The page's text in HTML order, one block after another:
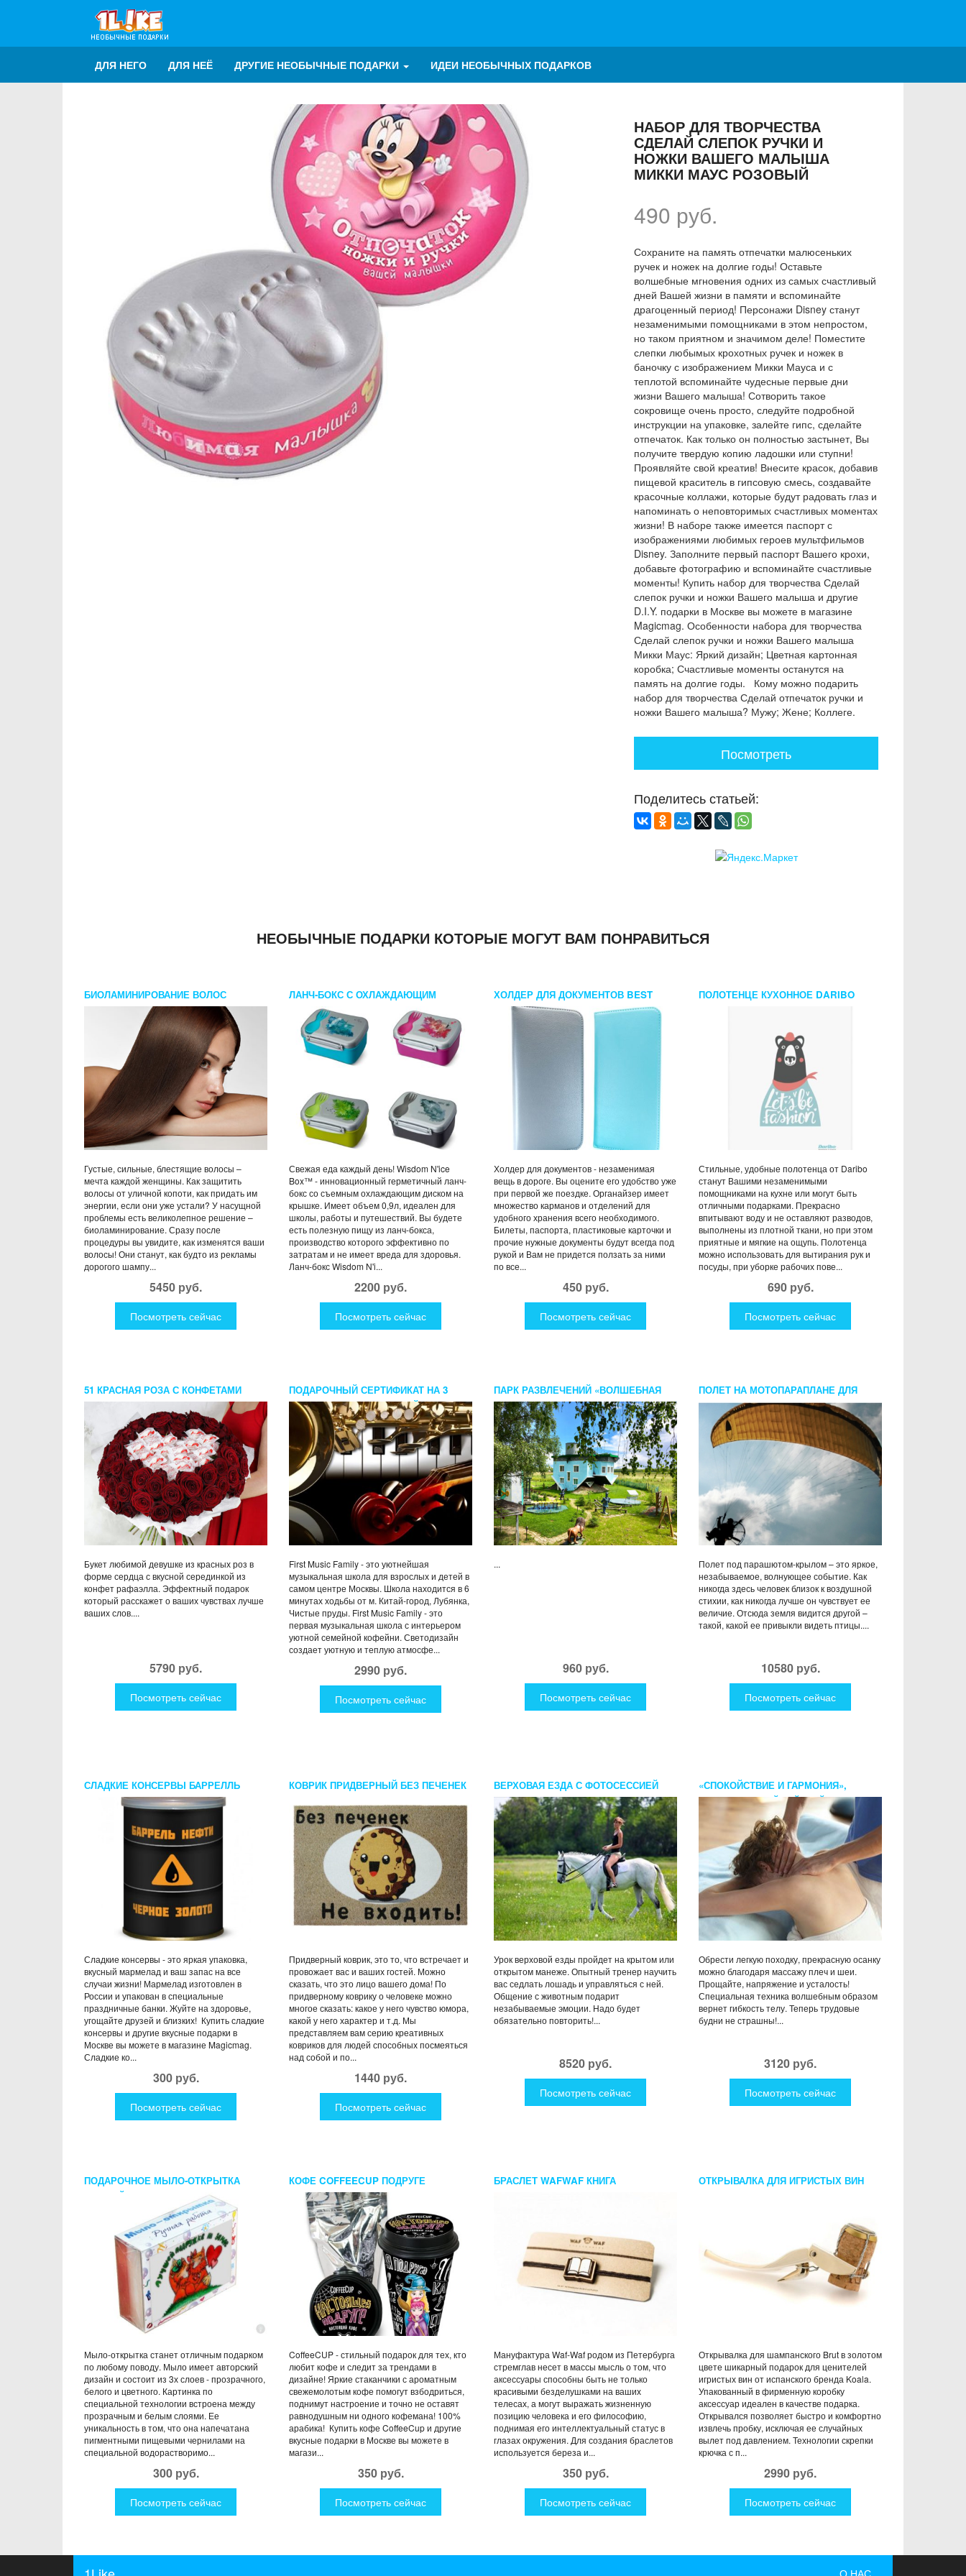
ДЛЯ НЕГО ДЛЯ НЕЁ ДРУГИЕ НЕОБЫЧНЫЕ ПОДАРКИ ИДЕИ НЕОБЫЧНЫХ ПОДАРКОВ
НАБОР ДЛЯ ТВОРЧЕСТВА
СДЕЛАЙ СЛЕПОК РУЧКИ И
НОЖКИ ВАШЕГО МАЛЫША
МИККИ МАУС РОЗОВЫЙ
490 руб.
Сохраните на память отпечатки малюсеньких
ручек и ножек на долгие годы! Оставьте
волшебные мгновения одних из самых счастливый
дней Вашей жизни в памяти и вспоминайте
драгоценный период! Персонажи Disney станут
незаменимыми помощниками в этом непростом,
но таком приятном и значимом деле! Поместите
слепки любымых крохотных ручек и ножек в
баночку с изображением Микки Мауса и с
теплотой вспоминайте чудесные первые дни
жизни Вашего малыша! Сотворить такое
сокровище очень просто, следуйте подробной
инструкции на упаковке, залейте гипс, сделайте
отпечаток. Как только он полностью застынет, Вы
получите твердую копию ладошки или ступни!
Проявляйте свой креатив! Внесите красок, добавив
пищевой краситель в гипсовую смесь, создавайте
красочные коллажи, которые будут радовать глаз и
напоминать о неповторимых счастливых моментах
жизни! В наборе также имеется паспорт с
изображениями любимых героев мультфильмов
Disney. Заполните первый паспорт Вашего крохи,
добавьте фотографию и вспоминайте счастливые
моменты! Купить набор для творчества Сделай
слепок ручки и ножки Вашего малыша и другие
D.I.Y. подарки в Москве вы можете в магазине
Magicmag. Особенности набора для творчества
Сделай слепок ручки и ножки Вашего малыша
Микки Маус: Яркий дизайн; Цветная картонная
коробка; Счастливые моменты останутся на
память на долгие годы. Кому можно подарить
набор для творчества Сделай отпечаток ручки и
ножки Вашего малыша? Мужу; Жене; Коллеге.
Посмотреть
Поделитесь статьей:
НЕОБЫЧНЫЕ ПОДАРКИ КОТОРЫЕ МОГУТ ВАМ ПОНРАВИТЬСЯ
БИОЛАМИНИРОВАНИЕ ВОЛОС
Густые, сильные, блестящие волосы –
мечта каждой женщины. Как защитить
волосы от уличной копоти, как придать им
энергии, если они уже устали? У насущной
проблемы есть великолепное решение –
биоламинирование. Сразу после
процедуры вы увидите, как изменятся ваши
волосы! Они станут, как будто из рекламы
дорогого шампу...
5450 руб.
Посмотреть сейчас
ЛАНЧ-БОКС С ОХЛАЖДАЮЩИМ
ЭЛЕМЕНТОМ WISDOM N’ICE BOX
Свежая еда каждый день! Wisdom N'ice
Box™ - инновационный герметичный ланч-
бокс со съемным охлаждающим диском на
крышке. Имеет объем 0,9л, идеален для
школы, работы и путешествий. Вы будете
есть полезную пищу из ланч-бокса,
производство которого эффективно по
затратам и не имеет вреда для здоровья.
Ланч-бокс Wisdom N'i...
2200 руб.
Посмотреть сейчас
ХОЛДЕР ДЛЯ ДОКУМЕНТОВ BEST
JOURNEY
Холдер для документов - незаменимая
вещь в дороге. Вы оцените его удобство уже
при первой же поездке. Органайзер имеет
множество карманов и отделений для
удобного хранения всего необходимого.
Билеты, паспорта, пластиковые карточки и
прочие нужные документы будут всегда под
рукой и Вам не придется ползать за ними
по все...
450 руб.
Посмотреть сейчас
ПОЛОТЕНЦЕ КУХОННОЕ DARIBO
Стильные, удобные полотенца от Daribo
станут Вашими незаменимыми
помощниками на кухне или могут быть
отличными подарками. Прекрасно
впитывают воду и не оставляют разводов,
выполнены из плотной ткани, но при этом
приятные и мягкие на ощупь. Полотенца
можно использовать для вытирания рук и
посуды, при уборке рабочих пове...
690 руб.
Посмотреть сейчас
51 КРАСНАЯ РОЗА С КОНФЕТАМИ
РАФФАЭЛЛО
Букет любимой девушке из красных роз в
форме сердца с вкусной серединкой из
конфет рафаэлла. Эффектный подарок
который расскажет о ваших чувствах лучше
ваших слов....
5790 руб.
Посмотреть сейчас
ПОДАРОЧНЫЙ СЕРТИФИКАТ НА 3
ЗАНЯТИЯ В МУЗЫКАЛЬНОЙ ШКОЛЕ
FIRST MUSIC FAMILY
First Music Family - это уютнейшая
музыкальная школа для взрослых и детей в
самом центре Москвы. Школа находится в 6
минутах ходьбы от м. Китай-город, Лубянка,
Чистые пруды. First Music Family - это
первая музыкальная школа с интерьером
уютной семейной кофейни. Светодизайн
создает уютную и теплую атмосфе...
2990 руб.
Посмотреть сейчас
ПАРК РАЗВЛЕЧЕНИЙ «ВОЛШЕБНАЯ
СТРАНА» ДЛЯ ДВОИХ
...
960 руб.
Посмотреть сейчас
ПОЛЕТ НА МОТОПАРАПЛАНЕ ДЛЯ
КОМПАНИИ
Полет под парашютом-крылом – это яркое,
незабываемое, волнующее событие. Как
никогда здесь человек близок к воздушной
стихии, как никогда лучше он чувствует ее
величие. Отсюда земля видится другой –
такой, какой ее привыкли видеть птицы....
10580 руб.
Посмотреть сейчас
СЛАДКИЕ КОНСЕРВЫ БАРРЕЛЛЬ
Сладкие консервы - это яркая упаковка,
вкусный мармелад и ваш запас на все
случаи жизни! Мармелад изготовлен в
России и упакован в специальные
праздничные банки. Жуйте на здоровье,
угощайте друзей и близких! Купить сладкие
консервы и другие вкусные подарки в
Москве вы можете в магазине Magicmag.
Сладкие ко...
300 руб.
Посмотреть сейчас
КОВРИК ПРИДВЕРНЫЙ БЕЗ ПЕЧЕНЕК
Придверный коврик, это то, что встречает и
провожает вас и ваших гостей. Можно
сказать, что это лицо вашего дома! По
придверному коврику о человеке можно
многое сказать: какое у него чувство юмора,
какой у него характер и т.д. Мы
представляем вам серию креативных
ковриков для людей способных посмеяться
над собой и по...
1440 руб.
Посмотреть сейчас
ВЕРХОВАЯ ЕЗДА С ФОТОСЕССИЕЙ
Урок верховой езды пройдет на крытом или
открытом манеже. Опытный тренер научить
вас седлать лошадь и управляться с ней.
Общение с животным подарит
незабываемые эмоции. Надо будет
обязательно повторить!...
8520 руб.
Посмотреть сейчас
«СПОКОЙСТВИЕ И ГАРМОНИЯ»,
ТРАДИЦИОННЫЙ ТАЙСКИЙ МАССАЖ
ВОРОТНИКОВОЙ ЗОНЫ И ФУТ
Обрести легкую походку, прекрасную осанку
можно благодаря массажу плеч и шеи.
Прощайте, напряжение и усталость!
Специальная техника волшебным образом
вернет гибкость телу. Теперь трудовые
будни не страшны!...
3120 руб.
Посмотреть сейчас
ПОДАРОЧНОЕ МЫЛО-ОТКРЫТКА
ЛУЧШЕЙ ПОДРУГЕ
Мыло-открытка станет отличным подарком
по любому поводу. Мыло имеет авторский
дизайн и состоит из 3х слоев - прозрачного,
белого и цветного. Картинка по
специальной технологии встроена между
прозрачным и белым слоями. Ее
уникальность в том, что она напечатана
пигментными пищевыми чернилами на
специальной водорастворимо...
300 руб.
Посмотреть сейчас
КОФЕ COFFEECUP ПОДРУГЕ
CoffeeCUP - стильный подарок для тех, кто
любит кофе и следит за трендами в
дизайне! Яркие стаканчики с ароматным
свежемолотым кофе помогут взбодриться,
поднимут настроение и точно не оставят
равнодушным ни одного кофемана! 100%
арабика! Купить кофе CoffeeCup и другие
вкусные подарки в Москве вы можете в
магази...
350 руб.
Посмотреть сейчас
БРАСЛЕТ WAFWAF КНИГА
Мануфактура Waf-Waf родом из Петербурга
стремглав несет в массы мысль о том, что
аксессуары способны быть не только
красивыми безделушками на ваших
телесах, а могут выражать жизненную
позицию человека и его философию,
поднимая его интеллектуальный статус в
глазах окружения. Для создания браслетов
используется береза и...
350 руб.
Посмотреть сейчас
ОТКРЫВАЛКА ДЛЯ ИГРИСТЫХ ВИН
Открывалка для шампанского Brut в золотом
цвете шикарный подарок для ценителей
игристых вин от испанского бренда Koala.
Упакованный в фирменную коробку
аксессуар идеален в качестве подарка.
Открывался позволяет быстро и комфортно
извлечь пробку, исключая ее случайных
вылет под давлением. Технологии скрепки
крючка с п...
2990 руб.
Посмотреть сейчас
О НАС